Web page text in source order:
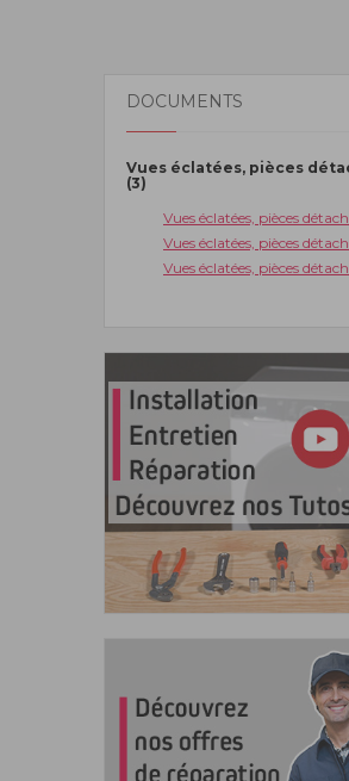
DOCUMENTS
Vues éclatées, pièces
(3)
Vues éclatées, pièces
Vues éclatées, pièces
Vues éclatées, pièces